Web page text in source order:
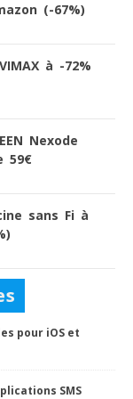
(-67%)
à -72%
Nexode
59€
sans Fi à
pour iOS et
SMS